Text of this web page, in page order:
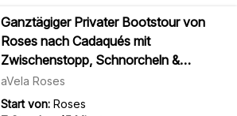
Ganztägiger Privater Bootstour von
Roses nach Cadaqués mit
Zwischenstopp, Schnorcheln &
Snacks
aVela Roses
Start von: Roses